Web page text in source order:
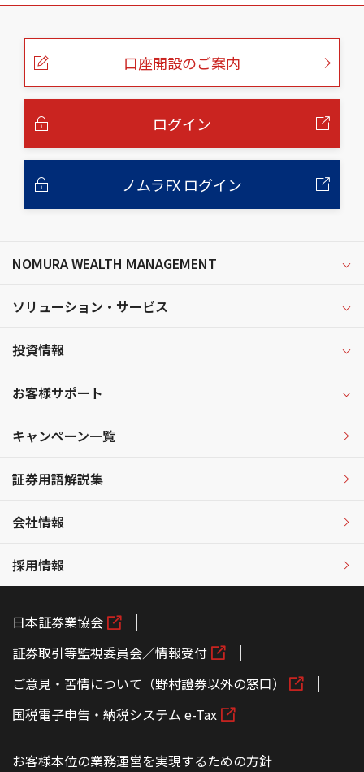
こ
口座開設のご案内
ログイン
ノムラFX ログイン
NOMURA WEALTH MANAGEMENT
ソリューション・サービス
投資情報
お客様サポート
キャンペーン一覧
証券用語解説集
会社情報
採用情報
日本証券業協会
証券取引等監視委員会／情報受付
ご意見・苦情について（野村證券以外の窓口）
国税電子申告・納税システム e-Tax
お客様本位の業務運営を実現するための方針